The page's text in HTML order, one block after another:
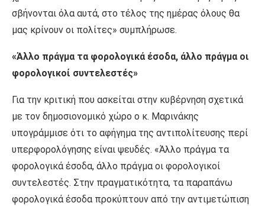
σβήνονται όλα αυτά, στο τέλος της ημέρας όλους θα
μας κρίνουν οι πολίτες» συμπλήρωσε.
«Άλλο πράγμα τα φορολογικά έσοδα, άλλο πράγμα οι
φορολογικοί συντελεστές»
Για την κριτική που ασκείται στην κυβέρνηση σχετικά
με τον δημοσιονομικό χώρο ο κ. Μαρινάκης
υπογράμμισε ότι το αφήγημα της αντιπολίτευσης περί
υπερφορολόγησης είναι ψευδές. «Άλλο πράγμα τα
φορολογικά έσοδα, άλλο πράγμα οι φορολογικοί
συντελεστές. Στην πραγματικότητα, τα παραπάνω
φορολογικά έσοδα προκύπτουν από την αντιμετώπιση